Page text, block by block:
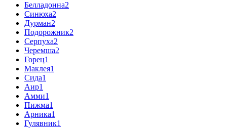
Белладонна2
Синюха2
Дурман2
Подорожник2
Серпуха2
Черемша2
Горец1
Маклея1
Сида1
Аир1
Амми1
Пижма1
Арника1
Гулявник1